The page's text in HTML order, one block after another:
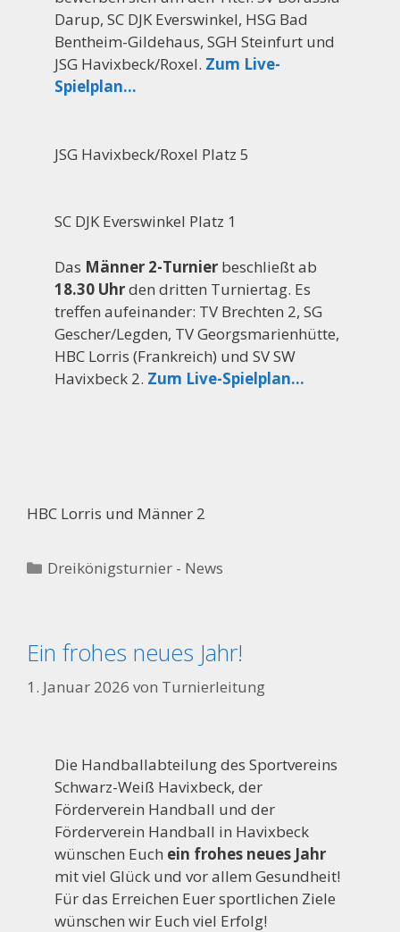
Darup, SC DJK Everswinkel, HSG Bad
Bentheim-Gildehaus, SGH Steinfurt und
JSG Havixbeck/Roxel. Zum Live-
Spielplan…
JSG Havixbeck/Roxel Platz 5
SC DJK Everswinkel Platz 1
Das Männer 2-Turnier beschließt ab
18.30 Uhrden dritten Turniertag. Es
treffen aufeinander: TV Brechten 2, SG
Gescher/Legden, TV Georgsmarienhütte,
HBC Lorris (Frankreich) und SV SW
Havixbeck 2. Zum Live-Spielplan…
HBC Lorris und Männer 2
Kategorien
Dreikönigsturnier - News
Ein frohes neues Jahr!
1. Januar 2026 von Turnierleitung
Die Handballabteilung des Sportvereins
Schwarz-Weiß Havixbeck, der
Förderverein Handball und der
Förderverein Handball in Havixbeck
wünschen Euch ein frohes neues Jahr
mit viel Glück und vor allem Gesundheit!
Für das Erreichen Euer sportlichen Ziele
wünschen wir Euch viel Erfolg!